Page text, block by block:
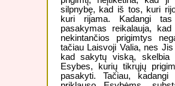
silpnybę, kad iš tos, kuri
kuri rijama. Kadangi tas
pasakymas reikalauja,
nekintančios prigimtys
tačiau Laisvoji Valia, nes
kad sakytų viską, skelbia
Esybes, kurių tikrųjų
pasakyti. Tačiau,